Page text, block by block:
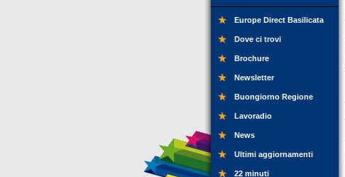
Europe Direct Basilicata
Dove ci trovi
Brochure
Newsletter
Buongiorno Regione
Lavoradio
News
Ultimi aggiornamenti
22 minuti